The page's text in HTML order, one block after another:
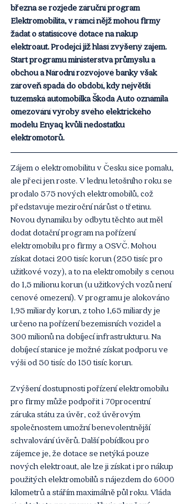
března se rozjede záruční program
Elektromobilita, v rámci nějž mohou firmy
žádat o statisícové dotace na nákup
elektroaut. Prodejci již hlásí zvýšený zájem.
Start programu ministerstva průmyslu a
obchou a Národní rozvojové banky však
zároveň spadá do období, kdy největší
tuzemská automobilka Škoda Auto oznámila
omezování výroby svého elektrického
modelu Enyaq kvůli nedostatku
elektromotorů.
Zájem o elektromobilitu v Česku sice pomalu,
ale přeci jen roste. V lednu letošního roku se
prodalo 575 nových elektromobilů, což
představuje meziroční nárůst o třetinu.
Novou dynamiku by odbytu těchto aut měl
dodat dotační program na pořízení
elektromobilu pro firmy a OSVČ. Mohou
získat dotaci 200 tisíc korun (250 tisíc pro
užitkové vozy), a to na elektromobily s cenou
do 1,5 milionu korun (u užitkových vozů není
cenové omezení). V programu je alokováno
1,95 miliardy korun, z toho 1,65 miliardy je
určeno na pořízení bezemisních vozidel a
300 milionů na dobíjecí infrastrukturu. Na
dobíjecí stanice je možné získat podporu ve
výši od 50 tisíc do 150 tisíc korun.
Zvýšení dostupnosti pořízení elektromobilu
pro firmy může podpořit i 70procentní
záruka státu za úvěr, což úvěrovým
společnostem umožní benevolentnější
schvalování úvěrů. Další pobídkou pro
zájemce je, že dotace se netýká pouze
nových elektroaut, ale lze ji získat i pro nákup
použitých elektromobilů s nájezdem do 6000
kilometrů a stářím maximálně půl roku. Vláda